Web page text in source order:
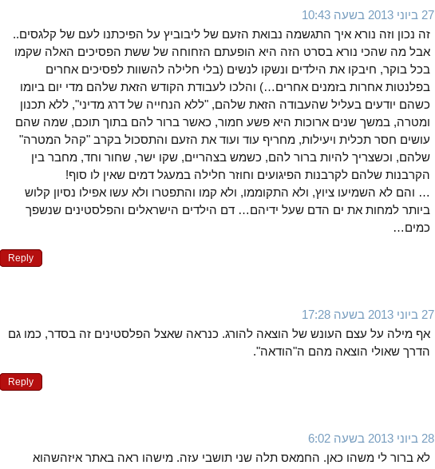
27 ביוני 2013 בשעה 10:43
זה נכון וזה נורא איך התגשמה נבואת הזעם של ליבוביץ על הפיכתנו לעם של קלגסים..
אבל מה שהכי נורא בסרט הזה היא הופעתם הזחוחה של ששת הפסיכים האלה שקמו
בכל בוקר, חיבקו את הילדים ונשקו לנשים (בלי חלילה להשוות לפסיכים אחרים
בפלנטות אחרות בזמנים אחרים…) והלכו לעבודת הקודש הזאת שלהם מדי יום ביומו
כשהם יודעים בעליל שהעבודה הזאת שלהם, "ללא הנחייה של דרג מדיני", ללא תכנון
ומטרה, במשך שנים ארוכות היא פשע חמור, כאשר ברור להם בתוך תוכם, שמה שהם
עושים חסר תכלית ויעילות, מחריף עוד ועוד את הזעם והתסכול בקרב "קהל המטרה"
שלהם, וכשצריך להיות ברור להם, כשמש בצהריים, שקו ישר, שחור וחד, מחבר בין
הקרבנות שלהם לקרבנות הפיגועים וחוזר חלילה במעגל דמים שאין לו סוף!
… והם לא השמיעו ציוץ, ולא התקוממו, ולא קמו והתפטרו ולא עשו אפילו נסיון קלוש
ביותר למחות את ים הדם שעל ידיהם… דם הילדים הישראלים והפלסטינים שנשפך
כמים…
Reply
27 ביוני 2013 בשעה 17:28
אף מילה על עצם העונש של הוצאה להורג. כנראה שאצל הפלסטינים זה בסדר, כמו גם
הדרך שאולי הוצאה מהם ה"הודאה".
Reply
28 ביוני 2013 בשעה 6:02
לא ברור לי משהו כאן. החמאס תלה שני תושבי עזה. מישהו ראה באתר איזהשהוא